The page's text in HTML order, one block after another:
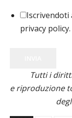
Iscrivendoti
privacy policy.
Tutti i
e riproduzione